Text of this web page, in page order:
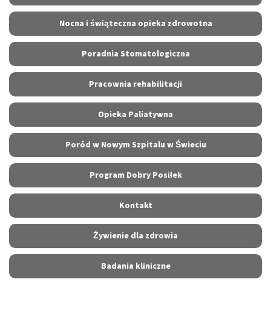
Nocna i świąteczna opieka zdrowotna
Poradnia Stomatologiczna
Pracownia rehabilitacji
Opieka Paliatywna
Poród w Nowym Szpitalu w Świeciu
Program Dobry Posiłek
Kontakt
Żywienie dla zdrowia
Badania kliniczne